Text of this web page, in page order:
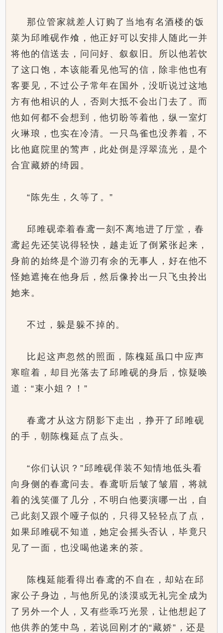
那位管家就差人订购了当地有名酒楼的饭
菜为邱雎砚作飧，他正好可以安排人随此一并
将他的信送去，问问好、叙叙旧。所以他若饮
了这口饱，本该能看见他写的信，除非他也有
客要见，不过公子常年在国外，没听说过这地
方有他相识的人，否则大抵不会出门去了。而
他如何都不会想到，他切盼等着他，纵一室灯
火琳琅，也实在冷清。一只鸟雀也没养着，不
比他庭院里的莺声，此处倒是浮翠流光，是个
合宜藏娇的绮园。
“陈先生，久等了。”
邱雎砚牵着春鸢一刻不离地进了厅堂，春
鸢起先还笑说得轻快，越走近了倒紧张起来，
身前的始终是个游刃有余的无事人，好在他不
怪她遮掩在他身后，然后像拎出一只飞虫拎出
她来。
不过，躲是躲不掉的。
比起这声忽然的照面，陈槐延虽口中应声
寒暄着，却目光落去了邱雎砚的身后，惊疑唤
道：“束小姐？！”
春鸢才从这方阴影下走出，挣开了邱雎砚
的手，朝陈槐延点了点头。
“你们认识？”邱雎砚佯装不知情地低头看
向身侧的春鸢问去。春鸢听后皱了皱眉，将就
着的浅笑僵了几分，不明白他要演哪一出，自
己此刻又跟个哑子似的，只得又轻轻点了点，
如果邱雎砚不知道，她定会摇头否认，毕竟只
见了一面，也没喝他递来的茶。
陈槐延能看得出春鸢的不自在，却站在邱
家公子身边，与他所见的淡漠或无礼完全成为
了另外一个人，又有些乖巧光景，让他想起了
他供养的笼中鸟，若说回刚才的“藏娇”，还是